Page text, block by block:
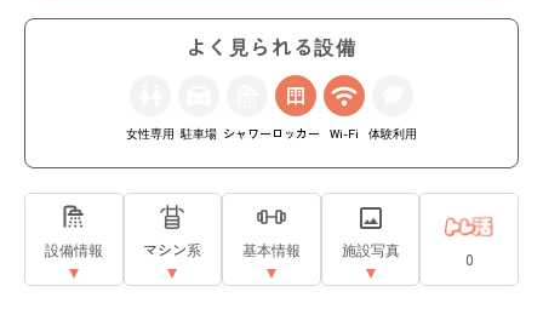
よく見られる設備
女性専用 駐車場 シャワー ロッカー Wi-Fi 体験利用
設備情報 マシン系 基本情報 施設写真 0